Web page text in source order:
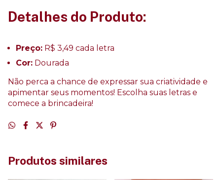
Detalhes do Produto:
Preço: R$ 3,49 cada letra
Cor: Dourada
Não perca a chance de expressar sua criatividade e
apimentar seus momentos! Escolha suas letras e
comece a brincadeira!
Produtos similares